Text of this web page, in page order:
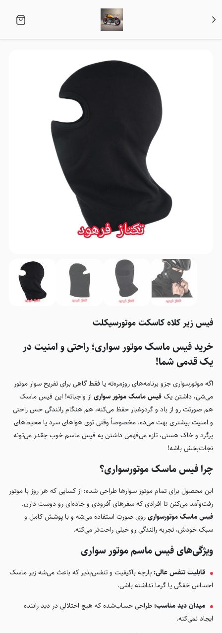
فیس زیر کلاه کاسکت موتورسیکلت
خرید فیس ماسک موتور سواری؛ راحتی و امنیت در
یک قدمی شما!
اگه موتورسواری جزو برنامه‌های روزمره‌ته یا فقط گاهی برای تفریح سوار موتور
می‌شی، داشتن یکفیس ماسک موتور سواریاز واجباته! این فیس ماسک
هم صورتت رو از باد و گردوغبار حفظ می‌کنه، هم هنگام رانندگی حس راحتی
و امنیت بیشتری بهت می‌ده. مخصوصاً وقتی توی هواهای سرد یا محیط‌های
پرگرد و خاک هستی، تازه می‌فهمی داشتن یه فیس ماسم خوب چقدر می‌تونه
نجات‌بخش باشه!
چرا فیس ماسک موتورسواری؟
این محصول برای تمام موتور سوارها طراحی شده؛ از کسایی که هر روز با موتور
رفت‌وآمد می‌کنن تا افرادی که سفرهای آفرودی و جاده‌ای رو دوست دارن.
فیس ماسک موتورسواریروی صورت استفاده می‌شه و با پوشش کامل و
سبک خودش، تجربه رانندگی رو خیلی راحت‌تر می‌کنه.
ویژگی‌های فیس ماسم موتور سواری
قابلیت تنفس عالی:پارچه باکیفیت و تنفس‌پذیر که باعث می‌شه زیر ماسک
احساس خفگی یا گرما نداشته باشی.
میدان دید مناسب:طراحی حساب‌شده که هیچ اختلالی در دید راننده
ایجاد نمی‌کنه.